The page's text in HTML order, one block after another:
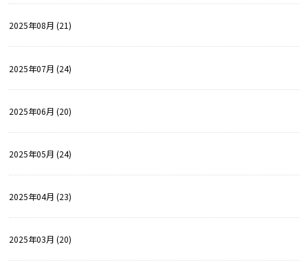
2025年08月 (21)
2025年07月 (24)
2025年06月 (20)
2025年05月 (24)
2025年04月 (23)
2025年03月 (20)